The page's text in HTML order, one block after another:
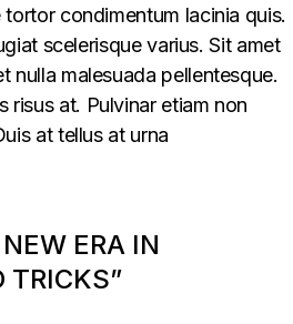
condimentum lacinia quis.
scelerisque varius. Sit amet
nulla malesuada pellentesque.
risus at. Pulvinar etiam non
at tellus at urna
ERA IN
TRICKS”